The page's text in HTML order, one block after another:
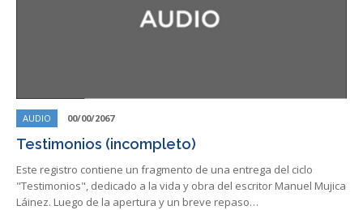
AUDIO 00/00/2067
Testimonios (incompleto)
Este registro contiene un fragmento de una entrega del ciclo
"Testimonios", dedicado a la vida y obra del escritor Manuel Mujica
Láinez. Luego de la apertura y un breve repaso…